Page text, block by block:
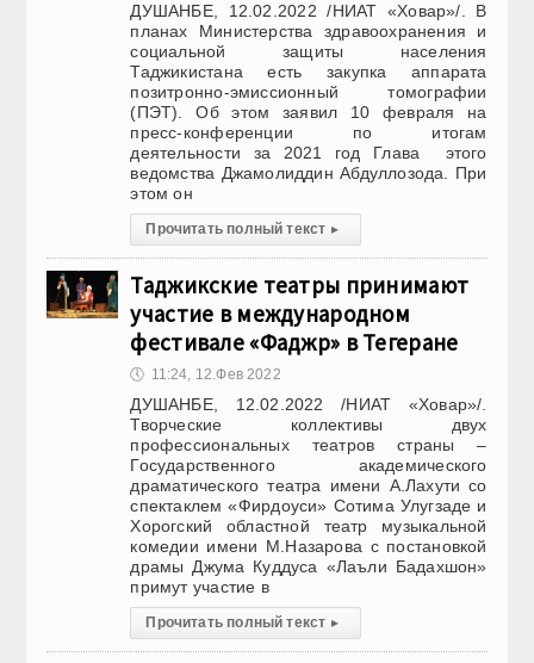
ДУШАНБЕ, 12.02.2022 /НИАТ «Ховар»/. В
планах Министерства здравоохранения и
социальной защиты населения
Таджикистана есть закупка аппарата
позитронно-эмиссионный томографии
(ПЭТ). Об этом заявил 10 февраля на
пресс-конференции по итогам
деятельности за 2021 год Глава этого
ведомства Джамолиддин Абдуллозода. При
этом он
Прочитать полный текст ▸
Таджикские театры принимают
участие в международном
фестивале «Фаджр» в Тегеране
🕔 11:24, 12.Фев 2022
ДУШАНБЕ, 12.02.2022 /НИАТ «Ховар»/.
Творческие коллективы двух
профессиональных театров страны –
Государственного академического
драматического театра имени А.Лахути со
спектаклем «Фирдоуси» Сотима Улугзаде и
Хорогский областной театр музыкальной
комедии имени М.Назарова с постановкой
драмы Джума Куддуса «Лаъли Бадахшон»
примут участие в
Прочитать полный текст ▸